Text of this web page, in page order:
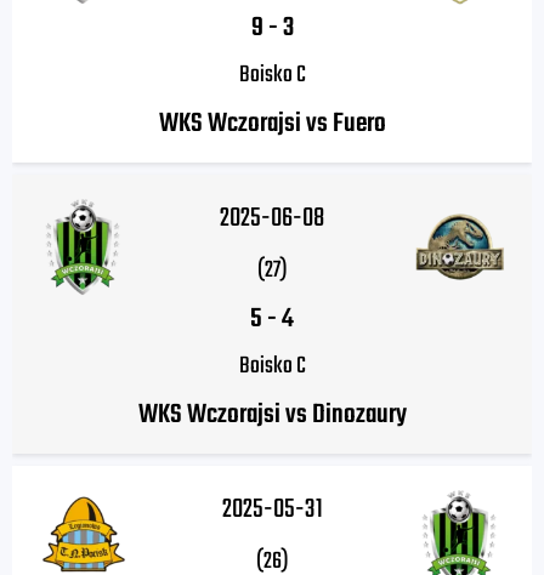
9-3
Boisko C
WKS Wczorajsi vs Fuero
2025-06-08
(27)
5-4
Boisko C
WKS Wczorajsi vs Dinozaury
2025-05-31
(26)